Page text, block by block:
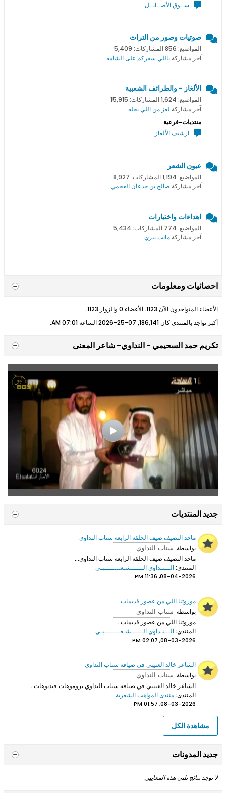
ســوق الأصــايــل
صوتيات وصور من التراث
المواضيع: 856 المشاركات: 5,409
آخر مشاركة:ياللي سفركم على الشامه
الألغاز - والطرائف الشعبية
المواضيع: 1,624 المشاركات: 15,915
آخر مشاركة:لغز من اللي يحله
منتديات-فرعية
ارشيف الألغاز
عيون الشعر
المواضيع: 1,194 المشاركات: 8,927
آخر مشاركة:صالح بن خدعان العجمي
اهداءات واختيارات
المواضيع: 774 المشاركات: 5,434
آخر مشاركة:مانت ببري
احصائيات ومعلومات
الأعضاء المتواجدون الآن 1123. الأعضاء 0 والزوار 1123.
أكبر تواجد بالمنتدى كان 186,141, 07-25-2026 الساعة
07:01 AM
.
تكريم حمد السحيمي - النداوي- شاعر المعنى
جديد المنتديات
ماجد النصيف ضيف الحلقة الرابعة سناب النداوي
بواسطة
ماجد النصيف ضيف الحلقة الرابعة سناب النداوي...
المنتدى:الـــنـداوي الــــــشـعــــــــبـي
08-04-2026, 11:36 PM
موروثنا اللي من عصور قديمات
بواسطة
موروثنا اللي من عصور قديمات...
المنتدى:الـــنـداوي الــــــشـعــــــــبـي
08-03-2026, 02:07 PM
الشاعر خالد العتيبي في ضيافة سناب النداوي
بواسطة
الشاعر خالد العتيبي في ضيافة سناب النداوي بروموهات فيديوهات...
المنتدى:منتدى المواهب الشعرية
08-03-2026, 01:57 PM
مشاهدة الكل
جديد المدونات
لا توجد نتائج تلبي هذه المعايير.